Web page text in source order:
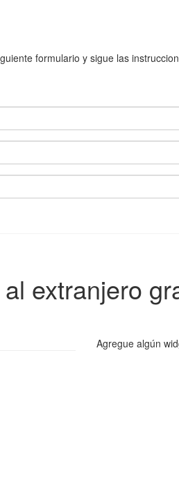
formulario y sigue las
extranjero
Agregue algún